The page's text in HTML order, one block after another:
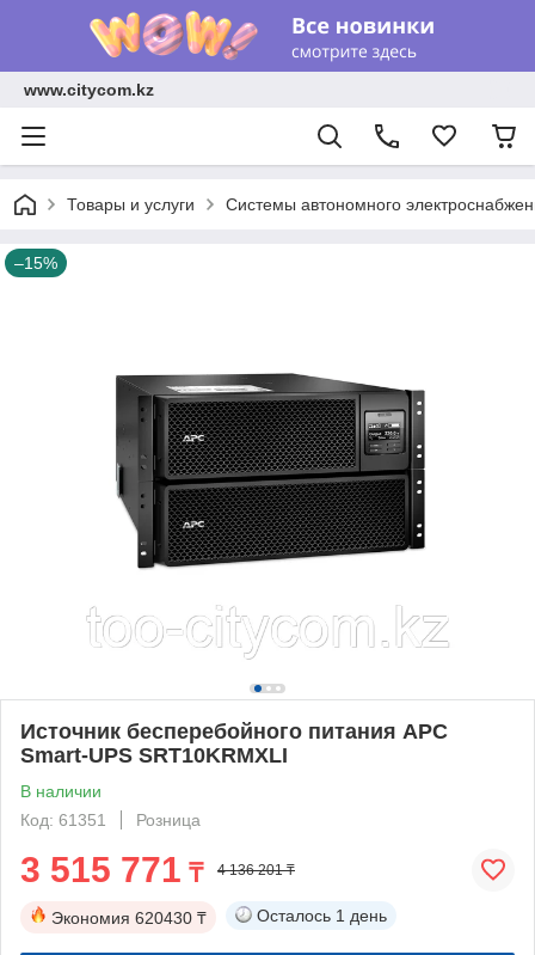
www.citycom.kz
Товары и услуги Системы автономного
–15%
Источник бесперебойного питания APC
Smart-UPS SRT10KRMXLI
В наличии
Код: 61351
Розница
3 515 771 ₸ 4 136 201 ₸
Экономия 620430 ₸ Осталось 1 день